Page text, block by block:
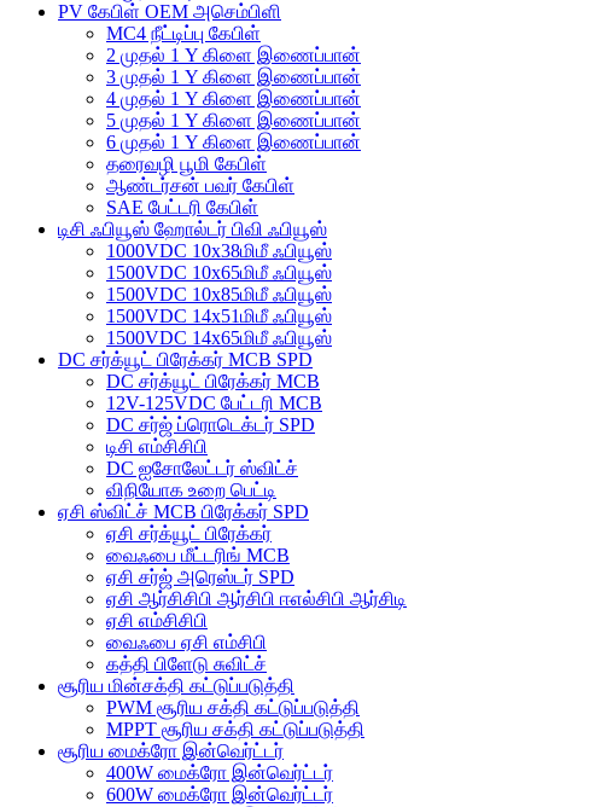
PV கேபிள் OEM அசெம்பிளி
MC4 நீட்டிப்பு கேபிள்
2 முதல் 1 Y கிளை இணைப்பான்
3 முதல் 1 Y கிளை இணைப்பான்
4 முதல் 1 Y கிளை இணைப்பான்
5 முதல் 1 Y கிளை இணைப்பான்
6 முதல் 1 Y கிளை இணைப்பான்
தரைவழி பூமி கேபிள்
ஆண்டர்சன் பவர் கேபிள்
SAE பேட்டரி கேபிள்
டிசி ஃபியூஸ் ஹோல்டர் பிவி ஃபியூஸ்
1000VDC 10x38மிமீ ஃபியூஸ்
1500VDC 10x65மிமீ ஃபியூஸ்
1500VDC 10x85மிமீ ஃபியூஸ்
1500VDC 14x51மிமீ ஃபியூஸ்
1500VDC 14x65மிமீ ஃபியூஸ்
DC சர்க்யூட் பிரேக்கர் MCB SPD
DC சர்க்யூட் பிரேக்கர் MCB
12V-125VDC பேட்டரி MCB
DC சர்ஜ் ப்ரொடெக்டர் SPD
டிசி எம்சிசிபி
DC ஐசோலேட்டர் ஸ்விட்ச்
விநியோக உறை பெட்டி
ஏசி ஸ்விட்ச் MCB பிரேக்கர் SPD
ஏசி சர்க்யூட் பிரேக்கர்
வைஃபை மீட்டரிங் MCB
ஏசி சர்ஜ் அரெஸ்டர் SPD
ஏசி ஆர்சிசிபி ஆர்சிபி ஈஎல்சிபி ஆர்சிடி
ஏசி எம்சிசிபி
வைஃபை ஏசி எம்சிபி
கத்தி பிளேடு சுவிட்ச்
சூரிய மின்சக்தி கட்டுப்படுத்தி
PWM சூரிய சக்தி கட்டுப்படுத்தி
MPPT சூரிய சக்தி கட்டுப்படுத்தி
சூரிய மைக்ரோ இன்வெர்ட்டர்
400W மைக்ரோ இன்வெர்ட்டர்
600W மைக்ரோ இன்வெர்ட்டர்